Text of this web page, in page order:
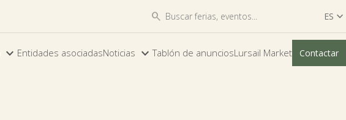
 ES 
ES
EU
 Entidades asociadasNoticias Tablón de anunciosLursail Market Contactar